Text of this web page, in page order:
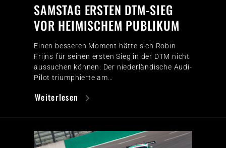
SAMSTAG ERSTEN DTM-SIEG
VOR HEIMISCHEM PUBLIKUM
Einen besseren Moment hätte sich Robin
Frijns für seinen ersten Sieg in der DTM nicht
aussuchen können: Der niederländische Audi-
Pilot triumphierte am…
Weiterlesen